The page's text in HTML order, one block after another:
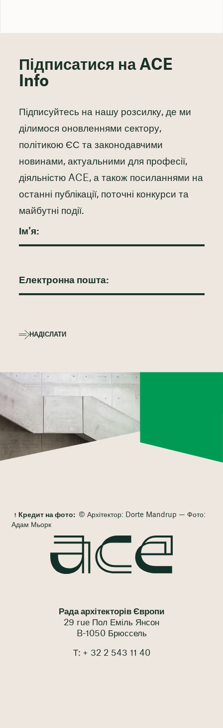
Підписатися на ACE
Info
Підписуйтесь на нашу розсилку, де ми
ділимося оновленнями сектору,
політикою ЄС та законодавчими
новинами, актуальними для професії,
діяльністю ACE, а також посиланнями на
останні публікації, поточні конкурси та
майбутні події.
НАДІСЛАТИ
Кредит на фото: © Архітектор: Dorte Mandrup — Фото:
Адам Мьорк
Рада архітекторів Європи
29 rue Пол Еміль Янсон
B-1050 Брюссель
Т: + 32 2 543 11 40